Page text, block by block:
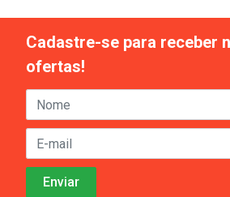
Cadastre-se para receber
ofertas!